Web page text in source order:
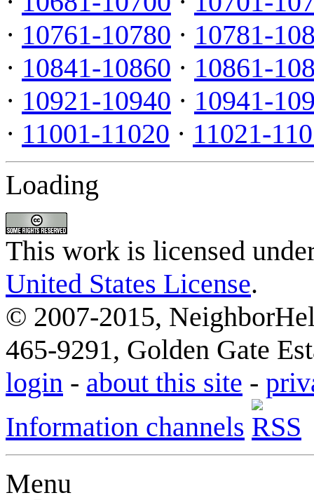
· 10761-10780 · 10781-
· 10841-10860 · 10861-
· 10921-10940 · 10941-
· 11001-11020 · 11021-
Loading
This work is licensed
United States License.
© 2007-2015,
465-9291, Golden Gate
login - about this site -
Information channels
Menu